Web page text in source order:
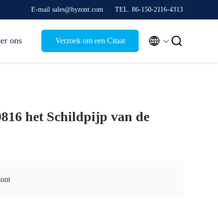
E-mail sales@hyzont.com TEL. 86-150-2116-4313
ons Verzoek om een Citaat  
het Schildpijp van de